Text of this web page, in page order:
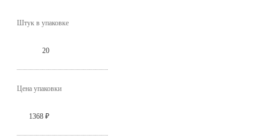
Штук в упаковке
20
Цена упаковки
1368 ₽